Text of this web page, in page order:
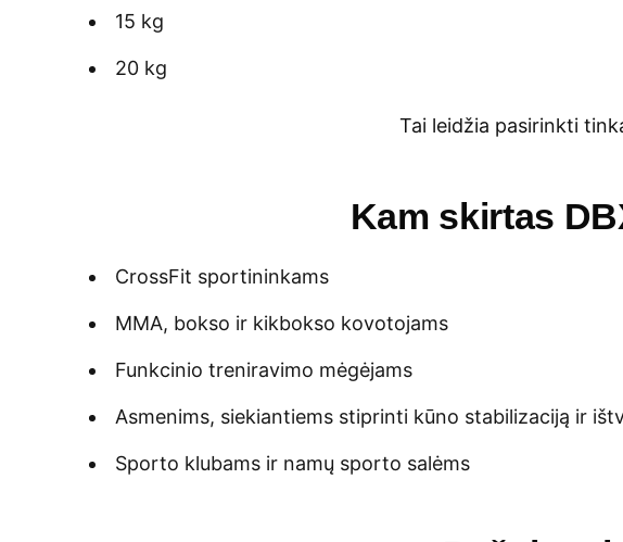
15 kg
20 kg
Tai leidžia pasirinkti
Kam skirtas
CrossFit sportininkams
MMA, bokso ir kikbokso kovotojams
Funkcinio treniravimo mėgėjams
Asmenims, siekiantiems stiprinti kūno stabilizaciją ir
Sporto klubams ir namų sporto salėms